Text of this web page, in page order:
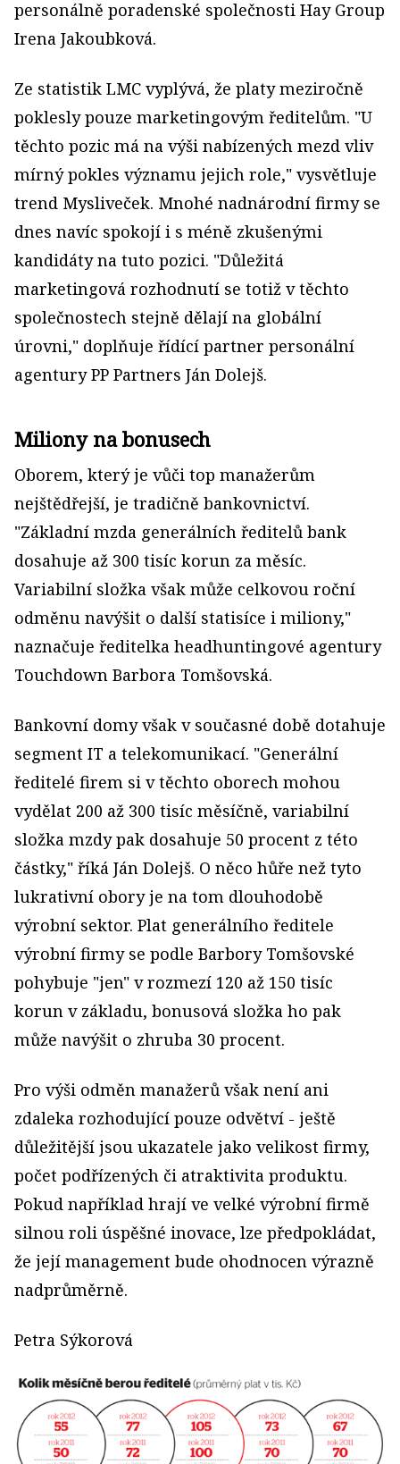
personálně poradenské společnosti Hay Group
Irena Jakoubková.
Ze statistik LMC vyplývá, že platy meziročně
poklesly pouze marketingovým ředitelům. "U
těchto pozic má na výši nabízených mezd vliv
mírný pokles významu jejich role," vysvětluje
trend Mysliveček. Mnohé nadnárodní firmy se
dnes navíc spokojí i s méně zkušenými
kandidáty na tuto pozici. "Důležitá
marketingová rozhodnutí se totiž v těchto
společnostech stejně dělají na globální
úrovni," doplňuje řídící partner personální
agentury PP Partners Ján Dolejš.
Miliony na bonusech
Oborem, který je vůči top manažerům
nejštědřejší, je tradičně bankovnictví.
"Základní mzda generálních ředitelů bank
dosahuje až 300 tisíc korun za měsíc.
Variabilní složka však může celkovou roční
odměnu navýšit o další statisíce i miliony,"
naznačuje ředitelka headhuntingové agentury
Touchdown Barbora Tomšovská.
Bankovní domy však v současné době dotahuje
segment IT a telekomunikací. "Generální
ředitelé firem si v těchto oborech mohou
vydělat 200 až 300 tisíc měsíčně, variabilní
složka mzdy pak dosahuje 50 procent z této
částky," říká Ján Dolejš. O něco hůře než tyto
lukrativní obory je na tom dlouhodobě
výrobní sektor. Plat generálního ředitele
výrobní firmy se podle Barbory Tomšovské
pohybuje "jen" v rozmezí 120 až 150 tisíc
korun v základu, bonusová složka ho pak
může navýšit o zhruba 30 procent.
Pro výši odměn manažerů však není ani
zdaleka rozhodující pouze odvětví - ještě
důležitější jsou ukazatele jako velikost firmy,
počet podřízených či atraktivita produktu.
Pokud například hrají ve velké výrobní firmě
silnou roli úspěšné inovace, lze předpokládat,
že její management bude ohodnocen výrazně
nadprůměrně.
Petra Sýkorová